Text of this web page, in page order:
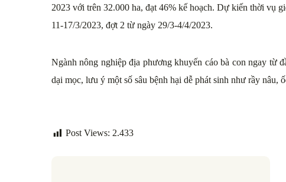
2023 với trên 32.000 ha, đạt 46% kế hoạch. Dự kiến thời vụ
11-17/3/2023, đợt 2 từ ngày 29/3-4/4/2023.
Ngành nông nghiệp địa phương khuyến cáo bà con ngay từ
dại mọc, lưu ý một số sâu bệnh hại dễ phát sinh như rầy nâu,
Post Views: 2.433